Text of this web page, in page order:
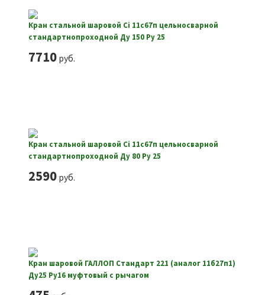
Кран стальной шаровой Ci 11с67п цельносварной
стандартнопроходной Ду 150 Ру 25
7710руб.
Кран стальной шаровой Ci 11с67п цельносварной
стандартнопроходной Ду 80 Ру 25
2590руб.
Кран шаровой ГАЛЛОП Стандарт 221 (аналог 11б27п1)
Ду25 Ру16 муфтовый с рычагом